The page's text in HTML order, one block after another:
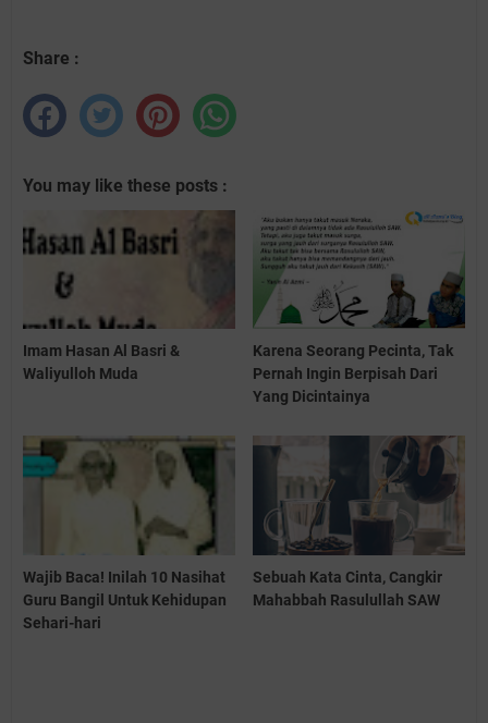
Share :
You may like these posts :
Imam Hasan Al Basri &
Waliyulloh Muda
Karena Seorang Pecinta, Tak
Pernah Ingin Berpisah Dari
Yang Dicintainya
Wajib Baca! Inilah 10 Nasihat
Guru Bangil Untuk Kehidupan
Sehari-hari
Sebuah Kata Cinta, Cangkir
Mahabbah Rasulullah SAW